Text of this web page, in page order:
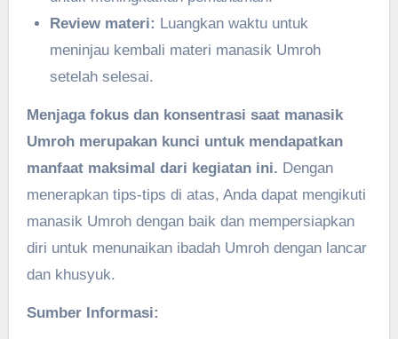
Review materi: Luangkan waktu untuk
meninjau kembali materi manasik Umroh
setelah selesai.
Menjaga fokus dan konsentrasi saat manasik
Umroh merupakan kunci untuk mendapatkan
manfaat maksimal dari kegiatan ini. Dengan
menerapkan tips-tips di atas, Anda dapat mengikuti
manasik Umroh dengan baik dan mempersiapkan
diri untuk menunaikan ibadah Umroh dengan lancar
dan khusyuk.
Sumber Informasi: